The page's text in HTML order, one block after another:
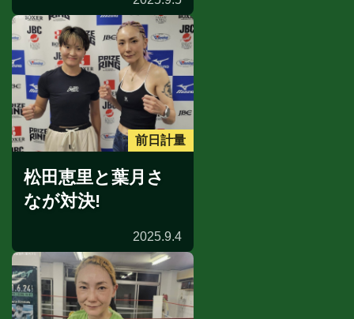
前日計量
松田恵里と葉月さ
なが対決!
2025.9.4